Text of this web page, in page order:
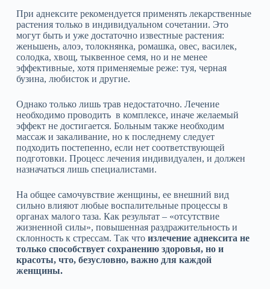
При аднексите рекомендуется применять лекарственные
растения только в индивидуальном сочетании. Это
могут быть и уже достаточно известные растения:
женьшень, алоэ, толокнянка, ромашка, овес, василек,
солодка, хвощ, тыквенное семя, но и не менее
эффективные, хотя применяемые реже: туя, черная
бузина, любисток и другие.
Однако только лишь трав недостаточно. Лечение
необходимо проводить в комплексе, иначе желаемый
эффект не достигается. Больным также необходим
массаж и закаливание, но к последнему следует
подходить постепенно, если нет соответствующей
подготовки. Процесс лечения индивидуален, и должен
назначаться лишь специалистами.
На общее самочувствие женщины, ее внешний вид
сильно влияют любые воспалительные процессы в
органах малого таза. Как результат – «отсутствие
жизненной силы», повышенная раздражительность и
склонность к стрессам. Так что излечение аднексита не
только способствует сохранению здоровья, но и
красоты, что, безусловно, важно для каждой
женщины.